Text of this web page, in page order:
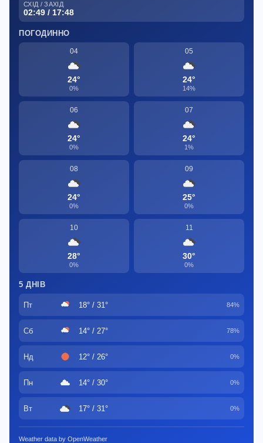
СХІД / ЗАХІД
02:49 / 17:48
ПОГОДИННО
04
24°
0%
05
24°
14%
06
24°
0%
07
24°
1%
08
24°
0%
09
25°
0%
10
28°
0%
11
30°
0%
5 ДНІВ
Пт 18° / 31° 84%
Сб 14° / 27° 78%
Нд 12° / 26° 0%
Пн 14° / 30° 0%
Вт 17° / 31° 0%
Weather data by OpenWeather